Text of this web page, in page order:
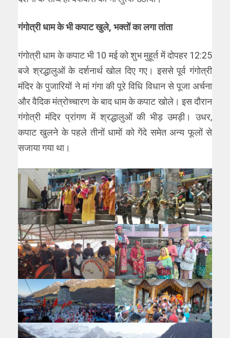
गंगोत्री धाम के भी कपाट खुले, भक्तों का लगा तांता
गंगोत्री धाम के कपाट भी 10 मई को शुभ मुहूर्त में दोपहर 12:25
बजे श्रद्धालुओं के दर्शनार्थ खोल दिए गए। इससे पूर्व गंगोत्री
मंदिर के पुजारियों ने मां गंगा की पूरे विधि विधान से पूजा अर्चना
और वैदिक मंत्रोच्चारण के बाद धाम के कपाट खोले। इस दौरान
गंगोत्री मंदिर प्रांगण में श्रद्धालुओं की भीड़ उमड़ी। उधर,
कपाट खुलने के पहले तीनों धामों को गेंदे समेत अन्य फूलों से
सजाया गया था।